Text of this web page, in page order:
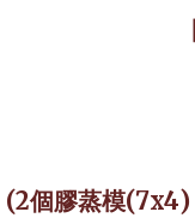
(2個膠蒸模(7x4)